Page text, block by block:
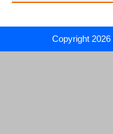
Copyright 2026